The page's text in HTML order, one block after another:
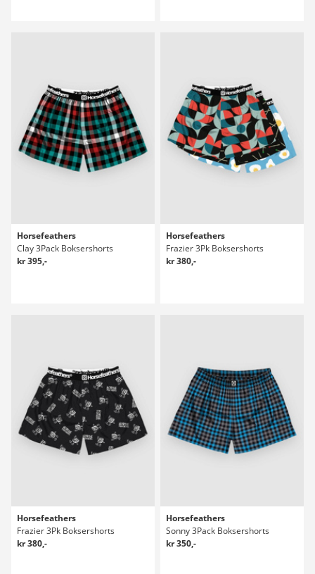
Horsefeathers
Clay 3Pack Boksershorts
kr 395,-
Horsefeathers
Frazier 3Pk Boksershorts
kr 380,-
Horsefeathers
Frazier 3Pk Boksershorts
kr 380,-
Horsefeathers
Sonny 3Pack Boksershorts
kr 350,-